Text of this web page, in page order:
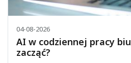
04-08-2026
AI w codziennej pracy
zacząć?